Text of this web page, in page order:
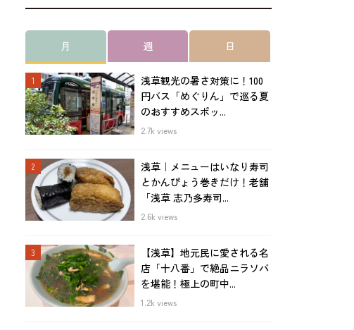
月 週 日
浅草観光の暑さ対策に！100
円バス「めぐりん」で巡る夏
のおすすめスポッ...
2.7k views
浅草｜メニューはいなり寿司
とかんぴょう巻きだけ！老舗
「浅草 志乃多寿司...
2.6k views
【浅草】地元民に愛される名
店「十八番」で絶品ニラソバ
を堪能！極上の町中...
1.2k views